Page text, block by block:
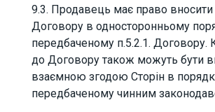
9.3. Продавець має право
Договору в односторонньому
передбаченому п.5.2.1. Договору.
до Договору також можуть бути
взаємною згодою Сторін в
передбаченому чинним